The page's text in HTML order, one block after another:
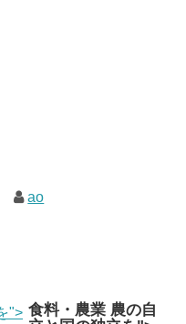
ao
"> 食料・農業 農の自